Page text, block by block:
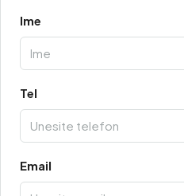
Ime
Tel
Email